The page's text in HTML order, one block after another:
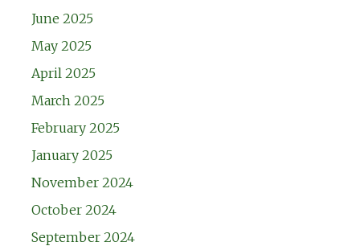
June 2025
May 2025
April 2025
March 2025
February 2025
January 2025
November 2024
October 2024
September 2024